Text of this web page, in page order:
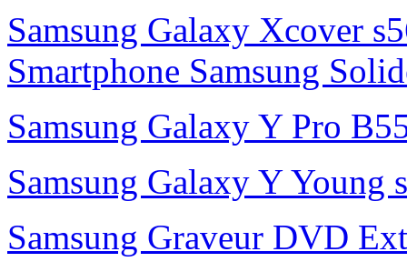
Samsung Galaxy Xcover
Smartphone Samsung
Samsung Galaxy Y Pro
Samsung Galaxy Y Young
Samsung Graveur DVD